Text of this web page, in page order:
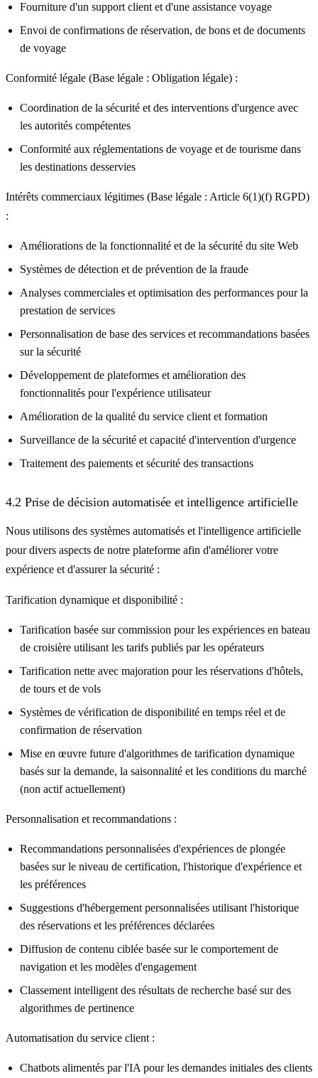
Fourniture d'un support client et d'une assistance voyage
Envoi de confirmations de réservation, de bons et de documents
de voyage
Conformité légale (Base légale : Obligation légale) :
Coordination de la sécurité et des interventions d'urgence avec
les autorités compétentes
Conformité aux réglementations de voyage et de tourisme dans
les destinations desservies
Intérêts commerciaux légitimes (Base légale : Article 6(1)(f) RGPD)
:
Améliorations de la fonctionnalité et de la sécurité du site Web
Systèmes de détection et de prévention de la fraude
Analyses commerciales et optimisation des performances pour la
prestation de services
Personnalisation de base des services et recommandations basées
sur la sécurité
Développement de plateformes et amélioration des
fonctionnalités pour l'expérience utilisateur
Amélioration de la qualité du service client et formation
Surveillance de la sécurité et capacité d'intervention d'urgence
Traitement des paiements et sécurité des transactions
4.2 Prise de décision automatisée et intelligence artificielle
Nous utilisons des systèmes automatisés et l'intelligence artificielle
pour divers aspects de notre plateforme afin d'améliorer votre
expérience et d'assurer la sécurité :
Tarification dynamique et disponibilité :
Tarification basée sur commission pour les expériences en bateau
de croisière utilisant les tarifs publiés par les opérateurs
Tarification nette avec majoration pour les réservations d'hôtels,
de tours et de vols
Systèmes de vérification de disponibilité en temps réel et de
confirmation de réservation
Mise en œuvre future d'algorithmes de tarification dynamique
basés sur la demande, la saisonnalité et les conditions du marché
(non actif actuellement)
Personnalisation et recommandations :
Recommandations personnalisées d'expériences de plongée
basées sur le niveau de certification, l'historique d'expérience et
les préférences
Suggestions d'hébergement personnalisées utilisant l'historique
des réservations et les préférences déclarées
Diffusion de contenu ciblée basée sur le comportement de
navigation et les modèles d'engagement
Classement intelligent des résultats de recherche basé sur des
algorithmes de pertinence
Automatisation du service client :
Chatbots alimentés par l'IA pour les demandes initiales des clients